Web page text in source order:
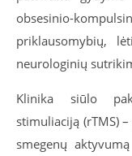
obsesinio-
priklausomybių,
neurologinių
Klinika siūlo
stimuliaciją (rTMS)
smegenų